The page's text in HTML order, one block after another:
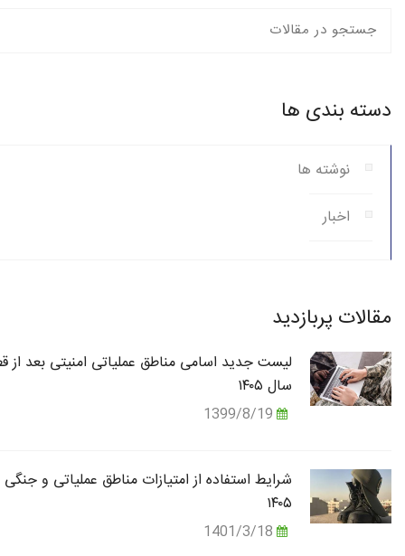
دسته بندی ها
نوشته ها
اخبار
مقالات پربازدید
لیست جدید اسامی مناطق عملیاتی امنیتی بعد از
سال ۱۴۰۵
شرایط استفاده از امتیازات مناطق عملیاتی و
۱۴۰۵